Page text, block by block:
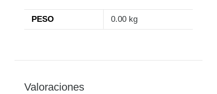
PESO 0.00 kg
Valoraciones